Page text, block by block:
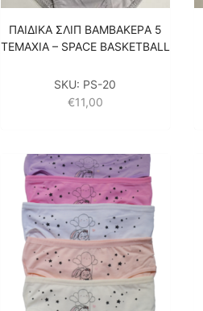
ΠΑΙΔΙΚA ΣΛΙΠ ΒΑΜΒΑΚΕΡA 5
ΤΕΜΑΧΙΑ – SPACE BASKETBALL
SKU: PS-20
€11,00